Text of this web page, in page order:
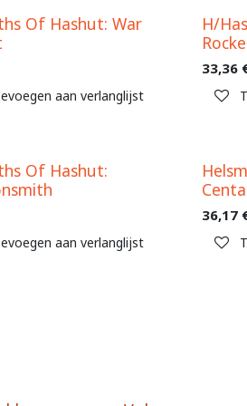
Of Hashut: War
aan verlanglijst
H/
33,36
Of Hashut:
aan verlanglijst
36,17